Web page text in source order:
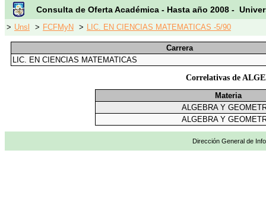
Consulta de Oferta Académica - Hasta año 2008 -
> Unsl > FCFMyN > LIC. EN CIENCIAS MATEMATICAS -5/90
Carrera
LIC. EN CIENCIAS MATEMATICAS
Correlativas de
Materia
ALGEBRA Y
ALGEBRA Y
Dirección General de